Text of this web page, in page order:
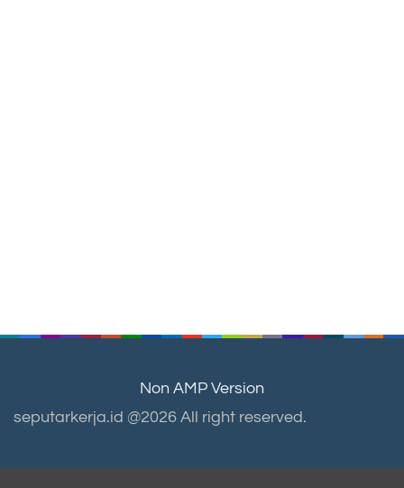
Non AMP Version
seputarkerja.id @2026 All right reserved.